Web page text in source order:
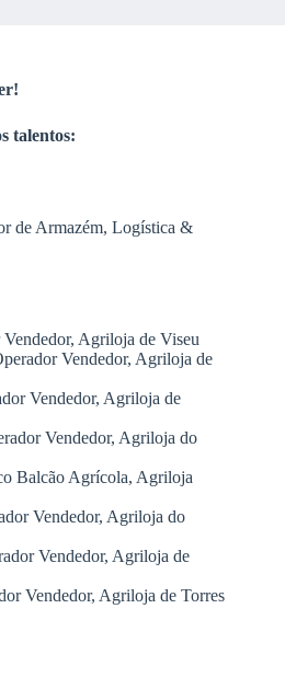
talentos:
de Armazém, Logística &
Agriloja de Viseu
Vendedor, Agriloja de
Vendedor, Agriloja de
Vendedor, Agriloja do
Balcão Agrícola, Agriloja
Vendedor, Agriloja do
Vendedor, Agriloja de
Vendedor, Agriloja de Torres